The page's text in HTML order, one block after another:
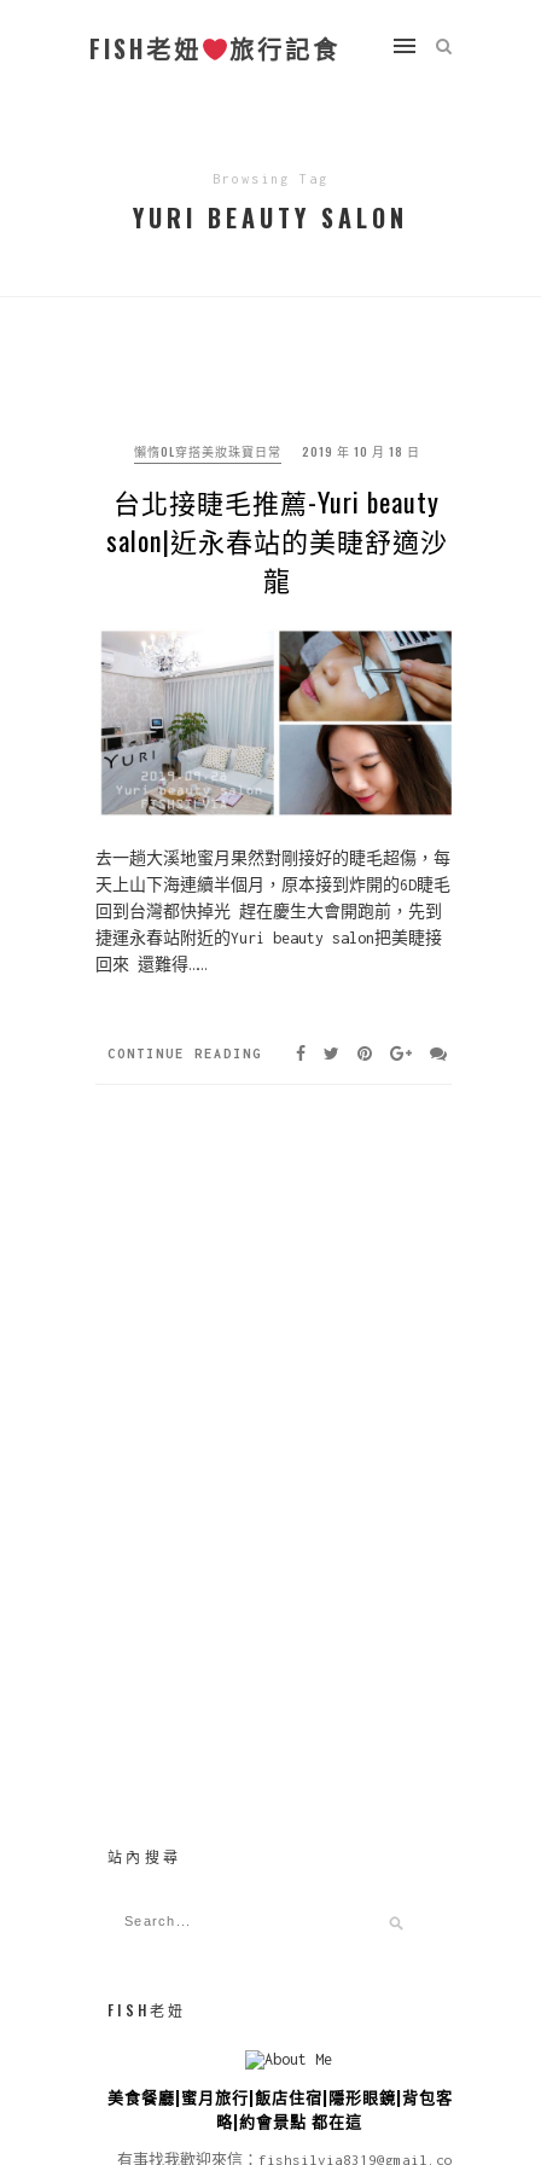
FISH老妞 旅行記食
Browsing Tag
YURI BEAUTY SALON
懶惰OL穿搭美妝珠寶日常 2019 年 10 月 18 日
台北接睫毛推薦-Yuri beauty
salon|近永春站的美睫舒適沙
龍
去一趟大溪地蜜月果然對剛接好的睫毛超傷，每
天上山下海連續半個月，原本接到炸開的6D睫毛
回到台灣都快掉光 趕在慶生大會開跑前，先到
捷運永春站附近的Yuri beauty salon把美睫接
回來 還難得……
CONTINUE READING
站內搜尋
FISH老妞
美食餐廳|蜜月旅行|飯店住宿|隱形眼鏡|背包客攻
略|約會景點 都在這
有事找我歡迎來信：fishsilvia8319@gmail.com